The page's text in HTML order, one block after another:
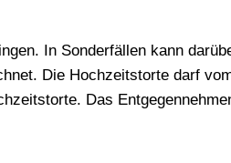
In Sonderfällen kann
Die Hochzeitstorte darf
Das